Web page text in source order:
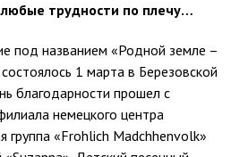
трудности по плечу…
под названием «Родной земле –
1 марта в Березовской
благодарности прошел с
немецкого центра
группа «Frohlich Madchhenvolk»